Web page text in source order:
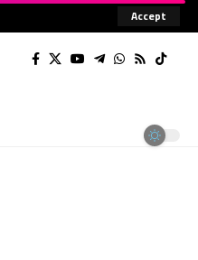
Accept